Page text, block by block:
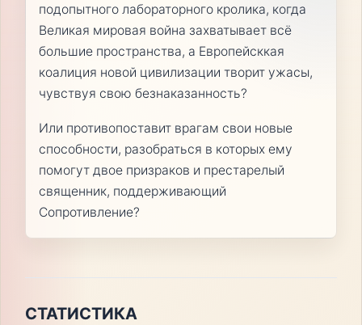
подопытного лабораторного кролика, когда
Великая мировая война захватывает всё
большие пространства, а Европейсккая
коалиция новой цивилизации творит ужасы,
чувствуя свою безнаказанность?
Или противопоставит врагам свои новые
способности, разобраться в которых ему
помогут двое призраков и престарелый
священник, поддерживающий
Сопротивление?
СТАТИСТИКА